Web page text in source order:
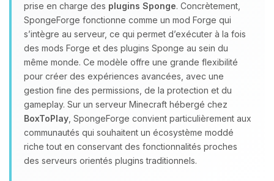
prise en charge des plugins Sponge. Concrètement,
SpongeForge fonctionne comme un mod Forge qui
s’intègre au serveur, ce qui permet d’exécuter à la fois
des mods Forge et des plugins Sponge au sein du
même monde. Ce modèle offre une grande flexibilité
pour créer des expériences avancées, avec une
gestion fine des permissions, de la protection et du
gameplay. Sur un serveur Minecraft hébergé chez
BoxToPlay , SpongeForge convient particulièrement aux
communautés qui souhaitent un écosystème moddé
riche tout en conservant des fonctionnalités proches
des serveurs orientés plugins traditionnels.
Youpi, enfin quelqu’un pour me
parler ! Moi c’est Choupy, ton petit
assistant BoxToPlay. Dis-moi ce dont
tu as besoin et je vais remuer mes
petits circuits pour t’aider.
07/08/2026 à 02:46